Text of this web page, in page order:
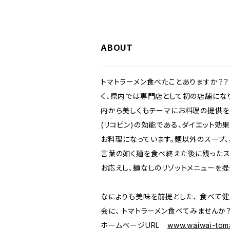
ABOUT
トマトラーメン食べたことありますか
く、県内では専門店として初の店舗に
内から美しくもテーマにお料理の提供を
(リコピン)の効能である、ダイエット効
お料理になっています。麺以外のスー
言葉の如く麺を食べ終えた後に残った
お応えし、麺なしのリゾットメニューを
なによりも美味を前提とした、 食べて
会に、 トマトラーメン食べてみませんか
ホームページURL www.waiwai-